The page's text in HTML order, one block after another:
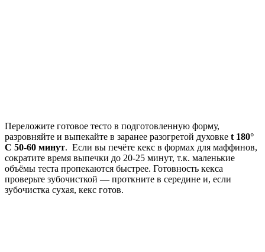
Переложите готовое тесто в подготовленную форму,
разровняйте и выпекайте в заранее разогретой духовке t 180°
C 50-60 минут. Если вы печёте кекс в формах для маффинов,
сократите время выпечки до 20-25 минут, т.к. маленькие
объёмы теста пропекаются быстрее. Готовность кекса
проверьте зубочисткой — проткните в середине и, если
зубочистка сухая, кекс готов.